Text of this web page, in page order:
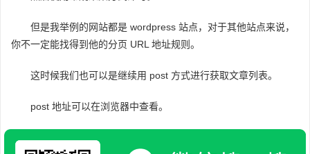
但是我举例的网站都是 wordpress 站点，对于其他站点来说，
你不一定能找得到他的分页 URL 地址规则。
这时候我们也可以是继续用 post 方式进行获取文章列表。
post 地址可以在浏览器中查看。